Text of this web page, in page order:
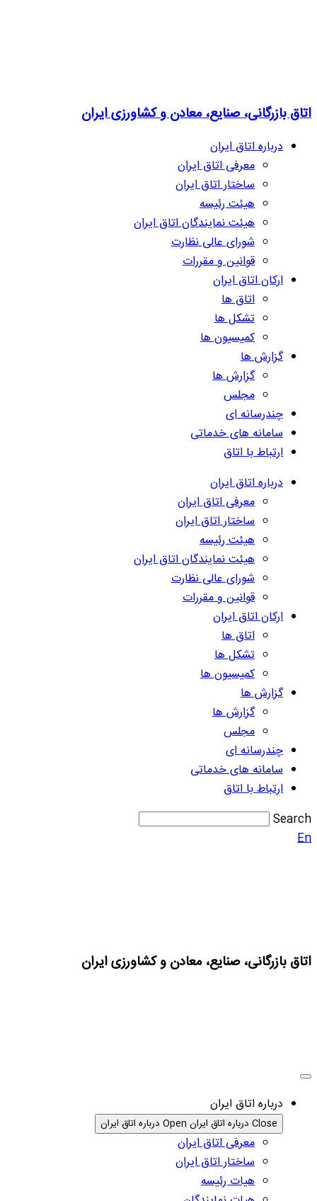
اتاق بازرگانی، صنایع، معادن و کشاورزی ایران
درباره اتاق ایران
معرفی اتاق ایران
ساختار اتاق ایران
هیئت رئیسه
هیئت نمایندگان اتاق ایران
شورای عالی نظارت
قوانین و مقررات
ارکان اتاق ایران
اتاق ها
تشکل ها
کمیسیون ها
گزارش ها
گزارش ها
مجلس
چندرسانه ای
سامانه های خدماتی
ارتباط با اتاق
درباره اتاق ایران
معرفی اتاق ایران
ساختار اتاق ایران
هیئت رئیسه
هیئت نمایندگان اتاق ایران
شورای عالی نظارت
قوانین و مقررات
ارکان اتاق ایران
اتاق ها
تشکل ها
کمیسیون ها
گزارش ها
گزارش ها
مجلس
چندرسانه ای
سامانه های خدماتی
ارتباط با اتاق
Search
En
اتاق بازرگانی، صنایع، معادن و کشاورزی ایران
درباره اتاق ایران
Close درباره اتاق ایران Open درباره اتاق ایران
معرفی اتاق ایران
ساختار اتاق ایران
هیات رئیسه